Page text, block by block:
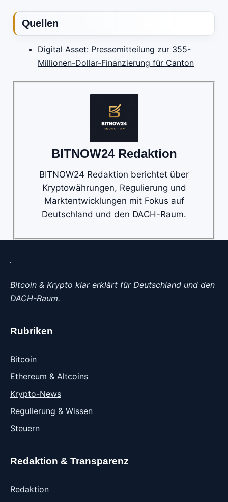
Quellen
Digital Asset: Pressemitteilung zur 355-
Millionen-Dollar-Finanzierung für Canton
BITNOW24 Redaktion
BITNOW24 Redaktion berichtet über
Kryptowährungen, Regulierung und
Marktentwicklungen mit Fokus auf
Deutschland und den DACH-Raum.
Bitcoin & Krypto klar erklärt für Deutschland und den
DACH-Raum.
Rubriken
Bitcoin
Ethereum & Altcoins
Krypto-News
Regulierung & Wissen
Steuern
Redaktion & Transparenz
Redaktion